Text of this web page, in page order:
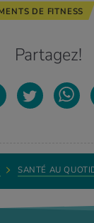
DE FITNESS
Partagez!
SANTÉ AU